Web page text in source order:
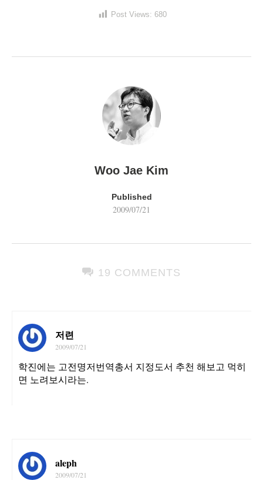
Post Views: 680
Woo Jae Kim
Published
2009/07/21
19 COMMENTS
저련
2009/07/21
학진에는 고전명저번역총서 지정도서 추천 해보고 먹히
면 노려보시라는.
aleph
2009/07/21